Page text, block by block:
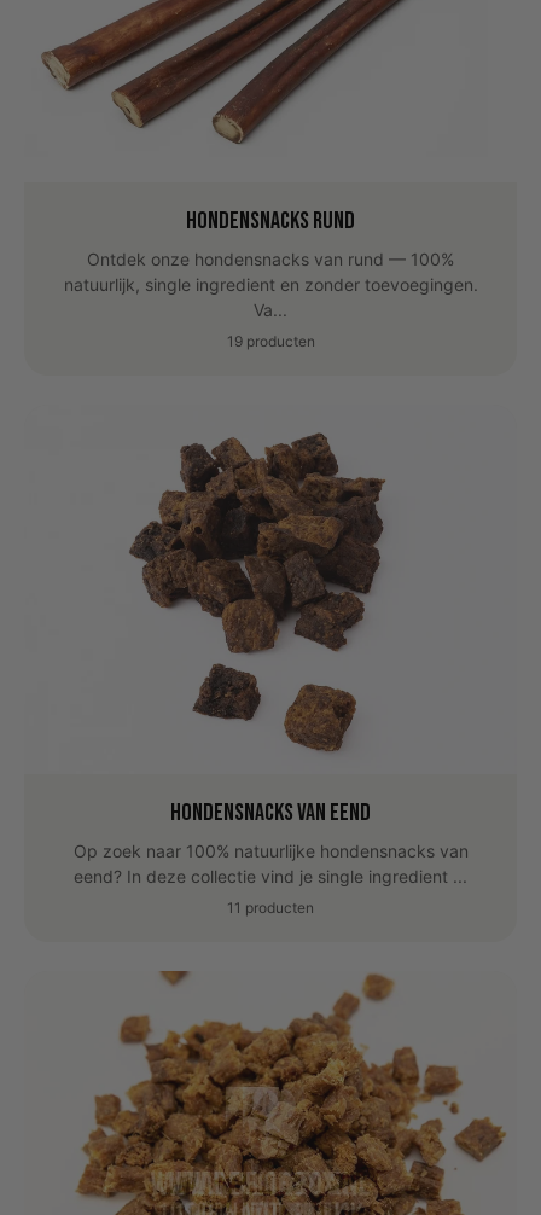
Hondensnacks Rund
Ontdek onze hondensnacks van rund — 100%
natuurlijk, single ingredient en zonder toevoegingen.
Va...
19 producten
Hondensnacks van Eend
Op zoek naar 100% natuurlijke hondensnacks van
eend? In deze collectie vind je single ingredient ...
11 producten